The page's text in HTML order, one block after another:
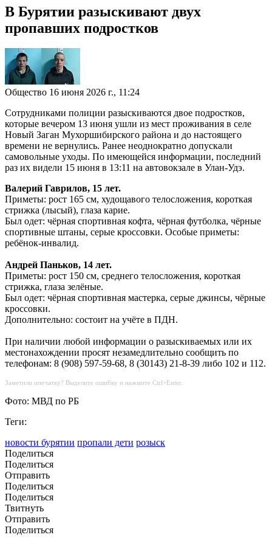
В Бурятии разыскивают двух
пропавших подростков
Общество 16 июня 2026 г., 11:24
Сотрудниками полиции разыскиваются двое подростков,
которые вечером 13 июня ушли из мест проживания в селе
Новый Заган Мухоршибирского района и до настоящего
времени не вернулись. Ранее неоднократно допускали
самовольные уходы. По имеющейся информации, последний
раз их видели 15 июня в 13:11 на автовокзале в Улан-Удэ.
Валерий Гаврилов, 15 лет.
Приметы: рост 165 см, худощавого телосложения, короткая
стрижка (лысый), глаза карие.
Был одет: чёрная спортивная кофта, чёрная футболка, чёрные
спортивные штаны, серые кроссовки. Особые приметы:
ребёнок-инвалид.
Андрей Паньков, 14 лет.
Приметы: рост 150 см, среднего телосложения, короткая
стрижка, глаза зелёные.
Был одет: чёрная спортивная мастерка, серые джинсы, чёрные
кроссовки.
Дополнительно: состоит на учёте в ПДН.
При наличии любой информации о разыскиваемых или их
местонахождении просят незамедлительно сообщить по
телефонам: 8 (908) 597-59-68, 8 (30143) 21-8-39 либо 102 и 112.
Заметили опечатку? Выделите ошибку и нажмите Ctrl+Enter.
Фото: МВД по РБ
Теги:
новости бурятии пропали дети розыск
Поделиться
Поделиться
Отправить
Поделиться
Поделиться
Твитнуть
Отправить
Поделиться